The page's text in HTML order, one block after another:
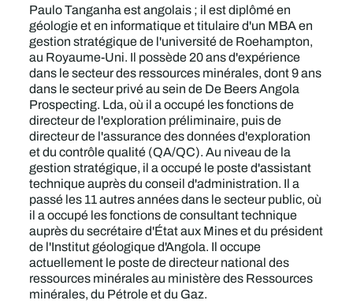
Paulo Tanganha est angolais ; il est diplômé en
géologie et en informatique et titulaire d'un MBA en
gestion stratégique de l'université de Roehampton,
au Royaume-Uni. Il possède 20 ans d'expérience
dans le secteur des ressources minérales, dont 9 ans
dans le secteur privé au sein de De Beers Angola
Prospecting. Lda, où il a occupé les fonctions de
directeur de l'exploration préliminaire, puis de
directeur de l'assurance des données d'exploration
et du contrôle qualité (QA/QC). Au niveau de la
gestion stratégique, il a occupé le poste d'assistant
technique auprès du conseil d'administration. Il a
passé les 11 autres années dans le secteur public, où
il a occupé les fonctions de consultant technique
auprès du secrétaire d'État aux Mines et du président
de l'Institut géologique d'Angola. Il occupe
actuellement le poste de directeur national des
ressources minérales au ministère des Ressources
minérales, du Pétrole et du Gaz.